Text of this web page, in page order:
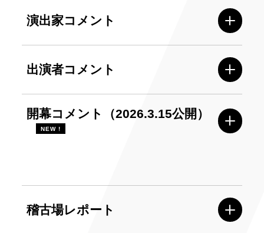
演出家コメント
出演者コメント
開幕コメント（2026.3.15公開）
NEW !
稽古場レポート